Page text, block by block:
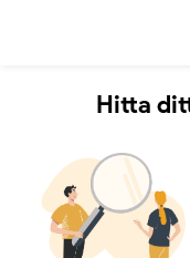
Hitta